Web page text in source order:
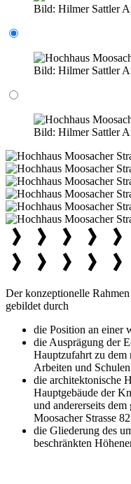
Bild: Hilmer Sattler
Bild: Hilmer Sattler
Bild: Hilmer Sattler
Der konzeptionelle
gebildet durch
die Position an einer
die Ausprägung der
Hauptzufahrt zu dem
Arbeiten und Schulen
die architektonische
Hauptgebäude der
und andererseits dem
Moosacher Strasse 82
die Gliederung des
beschränkten